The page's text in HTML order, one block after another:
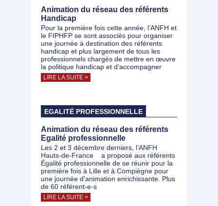
Animation du réseau des référents
Handicap
Pour la première fois cette année, l’ANFH et
le FIPHFP se sont associés pour organiser
une journée à destination des référents
handicap et plus largement de tous les
professionnels chargés de mettre en œuvre
la politique handicap et d’accompagner
LIRE LA SUITE >
EGALITÉ PROFESSIONNELLE
Animation du réseau des référents
Egalité professionnelle
Les 2 et 3 décembre derniers, l’ANFH
Hauts-de-France a proposé aux référents
Égalité professionnelle de se réunir pour la
première fois à Lille et à Compiègne pour
une journée d'animation enrichissante. Plus
de 60 référent-e-s
LIRE LA SUITE >